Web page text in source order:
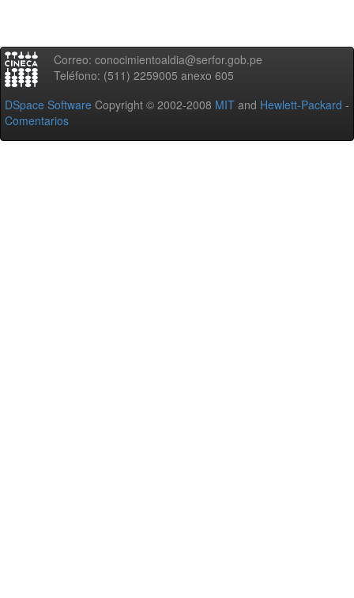
Correo: conocimientoaldia@serfor.gob.pe
Teléfono: (511) 2259005 anexo 605
DSpace Software Copyright © 2002-2008 MIT and Hewlett-Packard -
Comentarios